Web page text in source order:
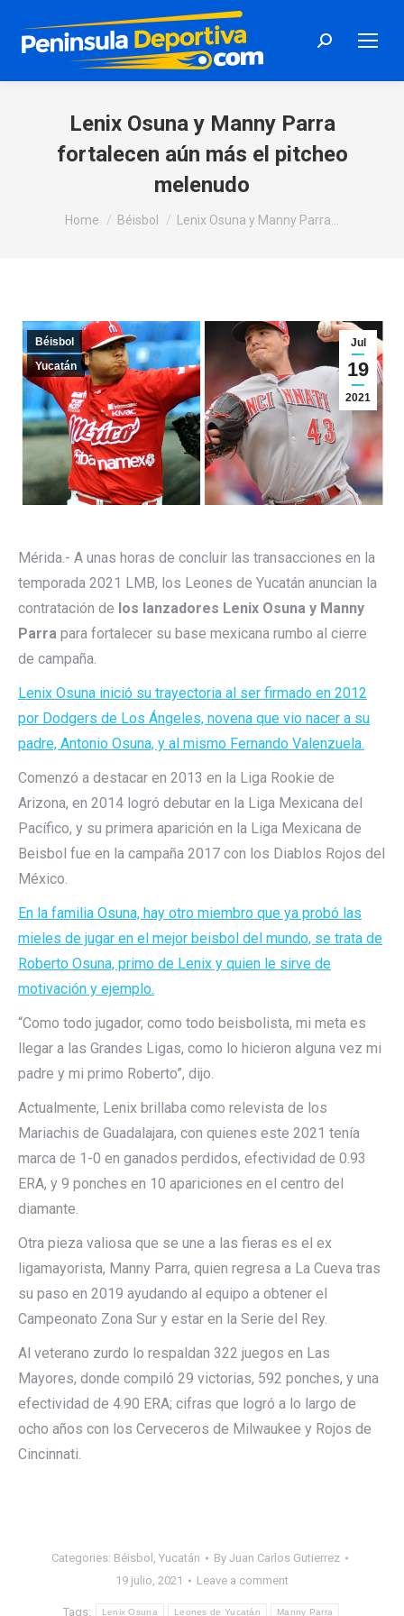
Search:
Lenix Osuna y Manny Parra
fortalecen aún más el pitcheo
melenudo
You are here:
Home Béisbol Lenix Osuna y Manny Parra…
Jul
19
2021
Béisbol
Yucatán
Mérida.- A unas horas de concluir las transacciones en la
temporada 2021 LMB, los Leones de Yucatán anuncian la
contratación de los lanzadores Lenix Osuna y Manny
Parra para fortalecer su base mexicana rumbo al cierre
de campaña.
Lenix Osuna inició su trayectoria al ser firmado en 2012
por Dodgers de Los Ángeles, novena que vio nacer a su
padre, Antonio Osuna, y al mismo Fernando Valenzuela.
Comenzó a destacar en 2013 en la Liga Rookie de
Arizona, en 2014 logró debutar en la Liga Mexicana del
Pacífico, y su primera aparición en la Liga Mexicana de
Beisbol fue en la campaña 2017 con los Diablos Rojos del
México.
En la familia Osuna, hay otro miembro que ya probó las
mieles de jugar en el mejor beisbol del mundo, se trata de
Roberto Osuna, primo de Lenix y quien le sirve de
motivación y ejemplo.
“Como todo jugador, como todo beisbolista, mi meta es
llegar a las Grandes Ligas, como lo hicieron alguna vez mi
padre y mi primo Roberto”, dijo.
Actualmente, Lenix brillaba como relevista de los
Mariachis de Guadalajara, con quienes este 2021 tenía
marca de 1-0 en ganados perdidos, efectividad de 0.93
ERA, y 9 ponches en 10 apariciones en el centro del
diamante.
Otra pieza valiosa que se une a las fieras es el ex
ligamayorista, Manny Parra, quien regresa a La Cueva tras
su paso en 2019 ayudando al equipo a obtener el
Campeonato Zona Sur y estar en la Serie del Rey.
Al veterano zurdo lo respaldan 322 juegos en Las
Mayores, donde compiló 29 victorias, 592 ponches, y una
efectividad de 4.90 ERA; cifras que logró a lo largo de
ocho años con los Cerveceros de Milwaukee y Rojos de
Cincinnati.
Categories: Béisbol , Yucatán By Juan Carlos Gutierrez
19 julio, 2021
Leave a comment
Tags: Lenix Osuna Leones de Yucatán Manny Parra